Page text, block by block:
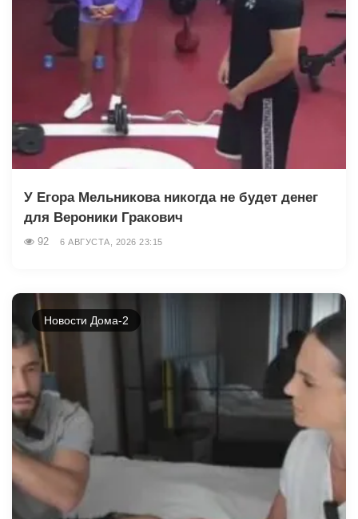
У Егора Мельникова никогда не будет денег
для Вероники Гракович
92 6 АВГУСТА, 2026 23:15
Новости Дома-2